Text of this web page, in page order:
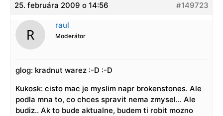
25. februára 2009 o 14:56
#149723
raul
Moderátor
glog: kradnut warez :-D :-D
Kukosk: cisto mac je myslim napr brokenstones. Ale
podla mna to, co chces spravit nema zmysel… Ale
budiz.. Ak to bude aktualne, budem ti robit mozno